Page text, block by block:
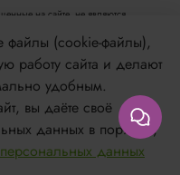
на сайте, не являются
2 статьи 437 Гражданского
просьба обращаться к менеджеру.
быть изменена в любое время без
сообщите нам по адресу
файлы (cookie-файлы),
работу сайта и делают
удобным.
вы даёте своё
данных в порядке,
данных